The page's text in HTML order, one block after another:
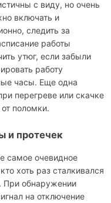
с виду, но очень
включать и
следить за
работы
утюг, если забыли
работу
часы. Еще одна
перегреве или скачке
поломки.
и протечек
самое очевидное
хоть раз сталкивался
При обнаружении
на отключение